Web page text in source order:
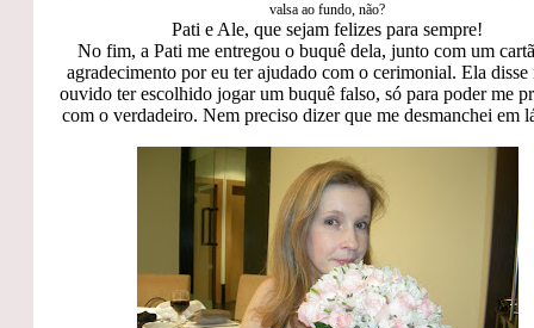
valsa ao fundo, não?
Pati e Ale, que sejam felizes para sempre!
No fim, a Pati me entregou o buquê dela, junto com um
agradecimento por eu ter ajudado com o cerimonial. Ela disse
ouvido ter escolhido jogar um buquê falso, só para poder me
com o verdadeiro. Nem preciso dizer que me desmanchei em